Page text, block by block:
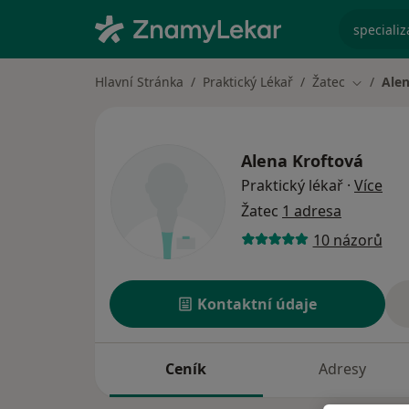
Hlavní Stránka Praktický Lékař Žatec Změna
Alena Kroftová
Praktický lékař · Více
Žatec 1 adresa
10 názorů
Kontaktní údaje
Ceník Adresy